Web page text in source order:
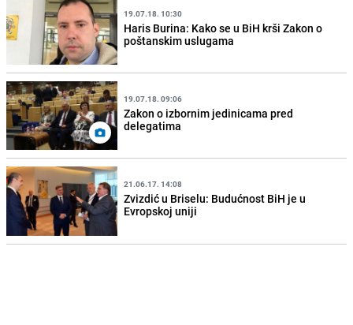
19.07.18. 10:30
Haris Burina: Kako se u BiH krši Zakon o
poštanskim uslugama
19.07.18. 09:06
Zakon o izbornim jedinicama pred
delegatima
21.06.17. 14:08
Zvizdić u Briselu: Budućnost BiH je u
Evropskoj uniji